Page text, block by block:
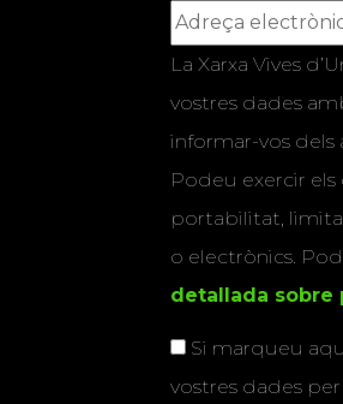
La Xarxa Vives
vostres dades
informar-vos dels
Podeu exercir els
portabilitat,
o electrònics.
detallada sobre
Si marqueu
vostres dades